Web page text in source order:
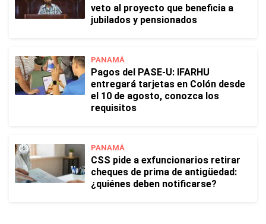
veto al proyecto que beneficia a
jubilados y pensionados
PANAMÁ
Pagos del PASE-U: IFARHU
entregará tarjetas en Colón desde
el 10 de agosto, conozca los
requisitos
PANAMÁ
CSS pide a exfuncionarios retirar
cheques de prima de antigüedad:
¿quiénes deben notificarse?